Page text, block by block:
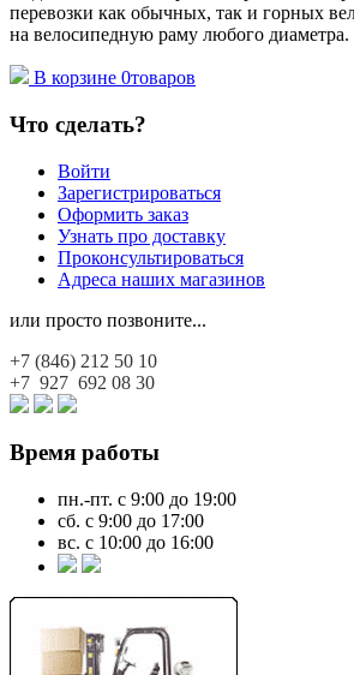
перевозки как обычных, так и горных
на велосипедную раму любого диаметра.
В корзине 0товаров
Что сделать?
Войти
Зарегистрироваться
Оформить заказ
Узнать про доставку
Проконсультироваться
Адреса наших магазинов
или просто позвоните...
+7 (846) 212 50 10
+7 927 692 08 30
Время работы
пн.-пт. с 9:00 до 19:00
сб. с 9:00 до 17:00
вс. с 10:00 до 16:00